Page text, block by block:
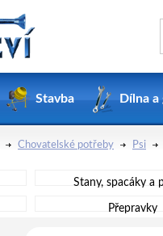
Stavba Dílna a
Chovatelské potřeby Psi
Stany, spacáky a
Přepravky